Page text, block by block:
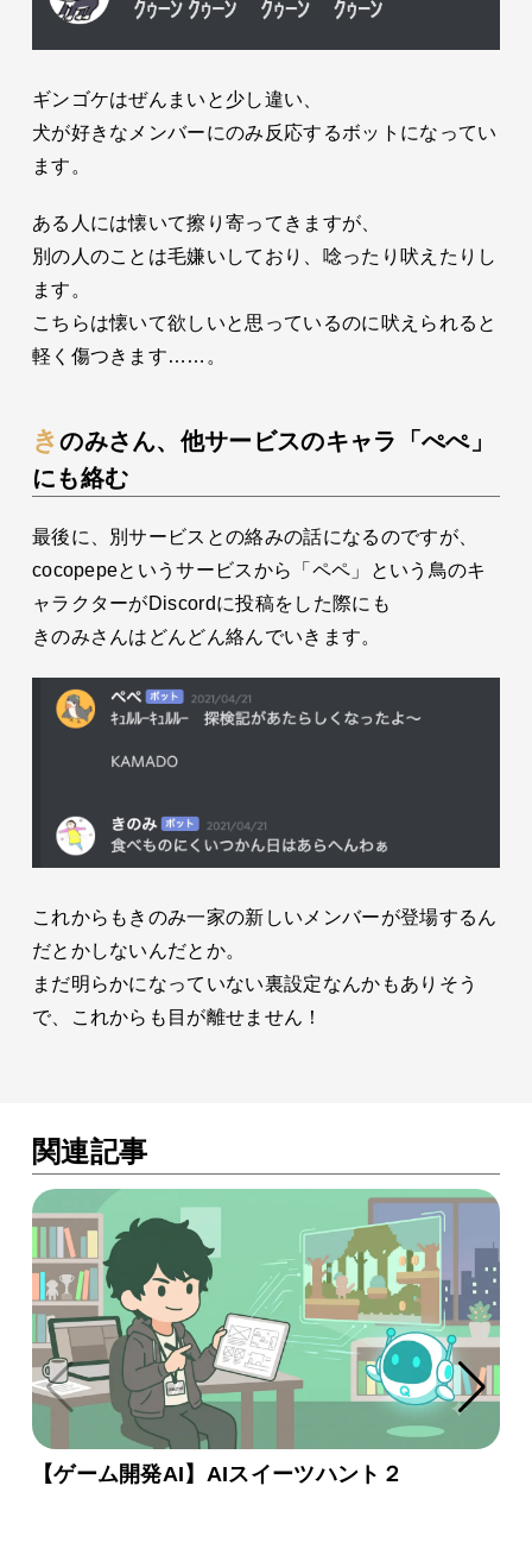
ギンゴケはぜんまいと少し違い、
犬が好きなメンバーにのみ反応するボットになってい
ます。
ある人には懐いて擦り寄ってきますが、
別の人のことは毛嫌いしており、唸ったり吠えたりし
ます。
こちらは懐いて欲しいと思っているのに吠えられると
軽く傷つきます……。
きのみさん、他サービスのキャラ「ぺぺ」
にも絡む
最後に、別サービスとの絡みの話になるのですが、
cocopepeというサービスから「ペペ」という鳥のキ
ャラクターがDiscordに投稿をした際にも
きのみさんはどんどん絡んでいきます。
これからもきのみ一家の新しいメンバーが登場するん
だとかしないんだとか。
まだ明らかになっていない裏設定なんかもありそう
で、これからも目が離せません！
関連記事
【ゲーム開発AI】AIスイーツハント２